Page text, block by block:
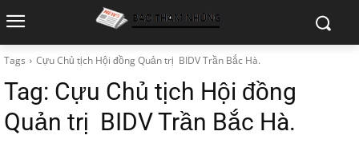
Tags Cựu Chủ tịch Hội đồng Quản trị BIDV Trần Bắc Hà.
Tag: Cựu Chủ tịch Hội đồng
Quản trị BIDV Trần Bắc Hà.